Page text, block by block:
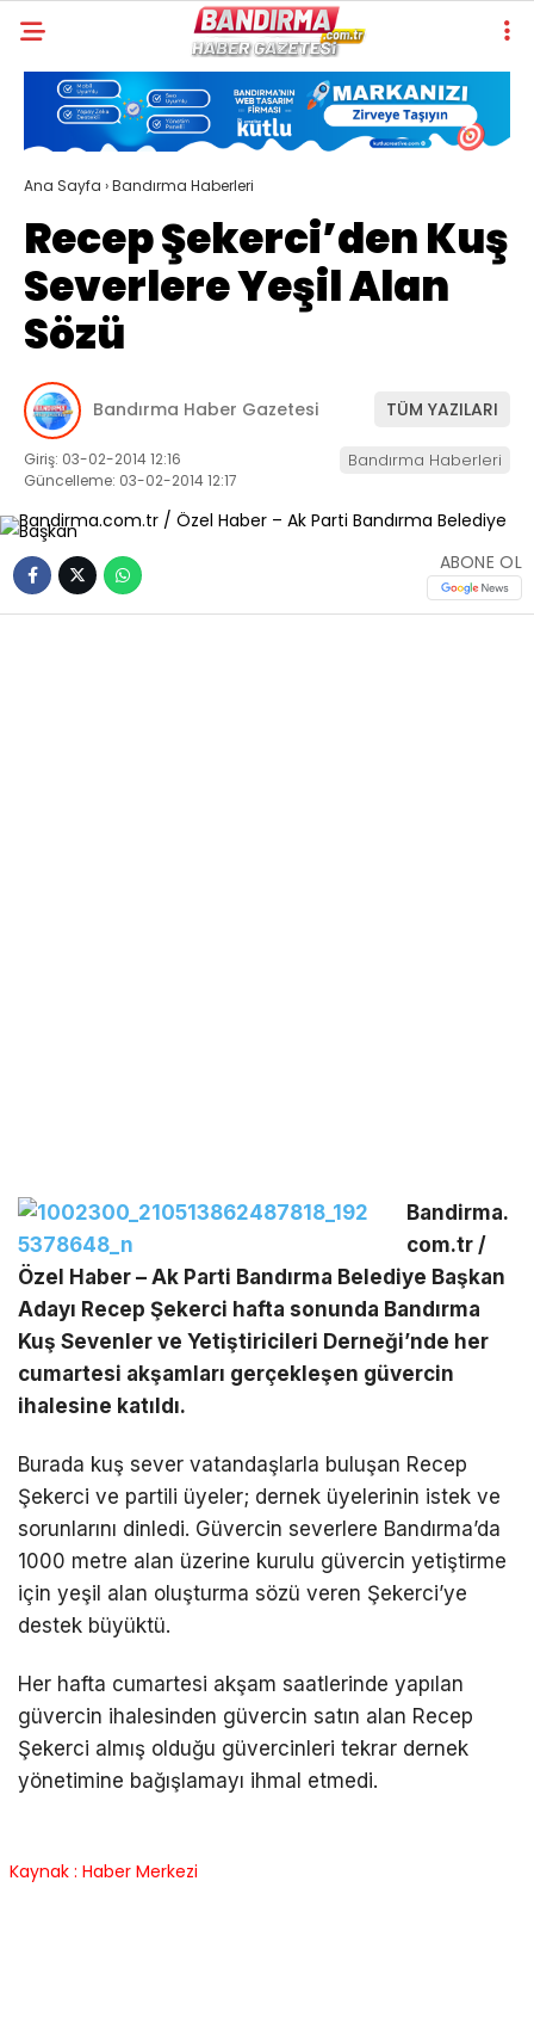
Ana Sayfa ›Bandırma Haberleri
Recep Şekerci’den Kuş
Severlere Yeşil Alan
Sözü
Bandırma Haber Gazetesi TÜM YAZILARI
Giriş: 03-02-2014 12:16
Güncelleme: 03-02-2014 12:17
Bandırma Haberleri
ABONE OL
Bandirma.
com.tr /
Özel Haber – Ak Parti Bandırma Belediye Başkan
Adayı Recep Şekerci hafta sonunda Bandırma
Kuş Sevenler ve Yetiştiricileri Derneği’nde her
cumartesi akşamları gerçekleşen güvercin
ihalesine katıldı.
Burada kuş sever vatandaşlarla buluşan Recep
Şekerci ve partili üyeler; dernek üyelerinin istek ve
sorunlarını dinledi. Güvercin severlere Bandırma’da
1000 metre alan üzerine kurulu güvercin yetiştirme
için yeşil alan oluşturma sözü veren Şekerci’ye
destek büyüktü.
Her hafta cumartesi akşam saatlerinde yapılan
güvercin ihalesinden güvercin satın alan Recep
Şekerci almış olduğu güvercinleri tekrar dernek
yönetimine bağışlamayı ihmal etmedi.
Kaynak : Haber Merkezi